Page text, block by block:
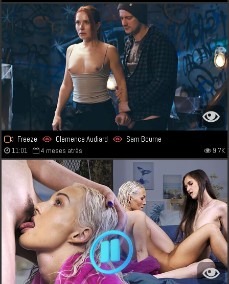
Freeze Clemence Audiard Sam Bourne
11:01 4 meses atrás 9.7K